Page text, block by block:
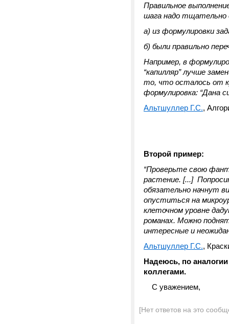
Правильное
шага надо
а) из формулировки
б) были правильно
Например, в
“капилляр” лучше
то, что осталось от
формулировка: “Дана
Альтшуллер Г.С.,
Второй пример:
“Проверьте свою
растение. [...]
обязательно начнут
опуститься на
клеточном уровне
романах. Можно
интересные и
Альтшуллер Г.С.,
Надеюсь, по
коллегами.
С уважением,
[Нет ответов на это